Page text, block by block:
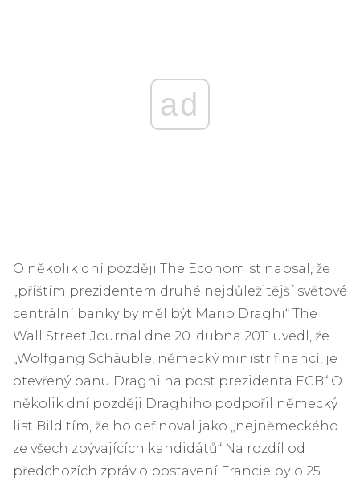
ad
O několik dní později The Economist napsal, že
„příštím prezidentem druhé nejdůležitější světové
centrální banky by měl být Mario Draghi“ The
Wall Street Journal dne 20. dubna 2011 uvedl, že
„Wolfgang Schäuble, německý ministr financí, je
otevřený panu Draghi na post prezidenta ECB“ O
několik dní později Draghiho podpořil německý
list Bild tím, že ho definoval jako „nejněmeckého
ze všech zbývajících kandidátů“ Na rozdíl od
předchozích zpráv o postavení Francie bylo 25.